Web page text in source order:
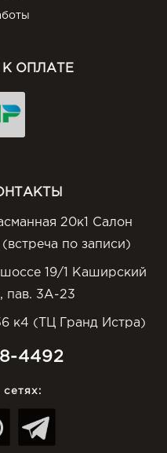
К ОПЛАТЕ
20к1 Салон
по записи)
19/1 Каширский
пав. 3А-23
к4 (ТЦ Гранд Истра)
4492